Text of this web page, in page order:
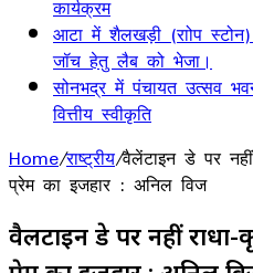
कार्यक्रम
आटा में शैलखड़ी (राोप
जॉच हेतु लैब को भेजा।
सोनभद्र में पंचायत उत्सव
वित्तीय स्वीकृति
Home/राष्ट्रीय/वैलेंटाइन डे पर
प्रेम का इजहार : अनिल विज
वैलेंटाइन डे पर नहीं